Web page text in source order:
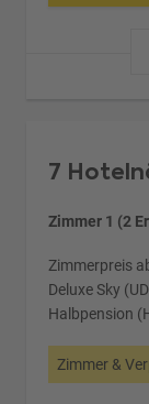
7
Zimmer 1 (2
Zimmerpreis
Deluxe Sky
Halbpension
Zimmer &